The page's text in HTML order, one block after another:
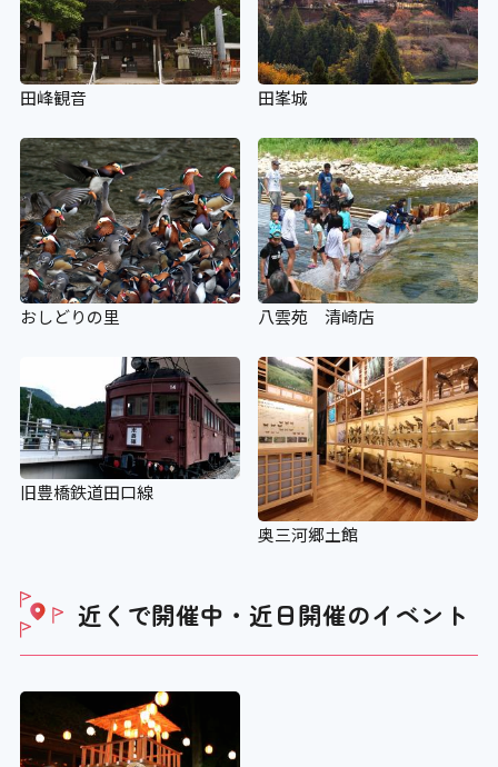
田峰観音 田峯城
おしどりの里 八雲苑 清崎店
旧豊橋鉄道田口線
奥三河郷土館
近くで開催中・近日開催のイベント